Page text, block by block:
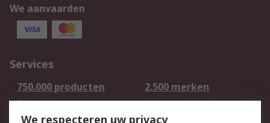
We aanvaarden
Services
750.000 producten
2.500 merken
Bestellen
Inkoopoplossingen
We respecteren uw privacy